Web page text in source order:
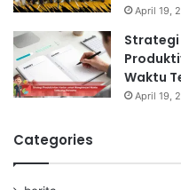
April 19,
Strategi
Waktu
April 19,
Categories